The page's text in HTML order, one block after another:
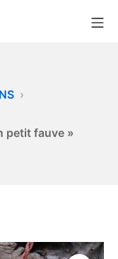
petit fauve »